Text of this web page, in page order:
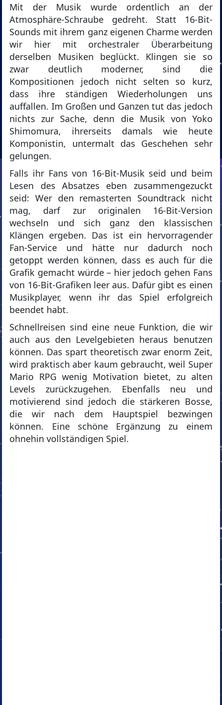
Mit der Musik wurde ordentlich an der
Atmosphäre-Schraube gedreht. Statt 16-Bit-
Sounds mit ihrem ganz eigenen Charme werden
wir hier mit orchestraler Überarbeitung
derselben Musiken beglückt. Klingen sie so
zwar deutlich moderner, sind die
Kompositionen jedoch nicht selten so kurz,
dass ihre ständigen Wiederholungen uns
auffallen. Im Großen und Ganzen tut das jedoch
nichts zur Sache, denn die Musik von Yoko
Shimomura, ihrerseits damals wie heute
Komponistin, untermalt das Geschehen sehr
gelungen.
Falls ihr Fans von 16-Bit-Musik seid und beim
Lesen des Absatzes eben zusammengezuckt
seid: Wer den remasterten Soundtrack nicht
mag, darf zur originalen 16-Bit-Version
wechseln und sich ganz den klassischen
Klängen ergeben. Das ist ein hervorragender
Fan-Service und hätte nur dadurch noch
getoppt werden können, dass es auch für die
Grafik gemacht würde – hier jedoch gehen Fans
von 16-Bit-Grafiken leer aus. Dafür gibt es einen
Musikplayer, wenn ihr das Spiel erfolgreich
beendet habt.
Schnellreisen sind eine neue Funktion, die wir
auch aus den Levelgebieten heraus benutzen
können. Das spart theoretisch zwar enorm Zeit,
wird praktisch aber kaum gebraucht, weil Super
Mario RPG wenig Motivation bietet, zu alten
Levels zurückzugehen. Ebenfalls neu und
motivierend sind jedoch die stärkeren Bosse,
die wir nach dem Hauptspiel bezwingen
können. Eine schöne Ergänzung zu einem
ohnehin vollständigen Spiel.